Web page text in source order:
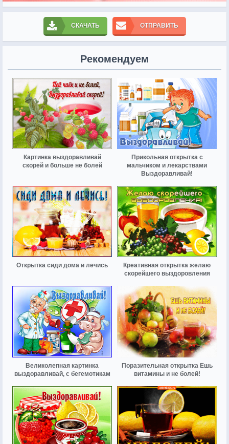
СКАЧАТЬ ОТПРАВИТЬ
Рекомендуем
Картинка выздоравливай
скорей и больше не болей
Прикольная открытка с
мальчиком и лекарствами
Выздоравливай!
Открытка сиди дома и лечись
Креативная открытка желаю
скорейшего выздоровления
Великолепная картинка
выздоравливай, с бегемотикам
Поразительная открытка Ешь
витамины и не болей!